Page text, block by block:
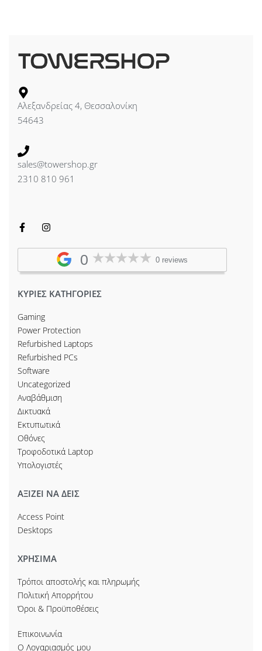
Αλεξανδρείας 4, Θεσσαλονίκη
54643
sales@towershop.gr
2310 810 961
0 0 reviews
ΚΥΡΙΕΣ ΚΑΤΗΓΟΡΙΕΣ
Gaming
Power Protection
Refurbished Laptops
Refurbished PCs
Software
Uncategorized
Αναβάθμιση
Δικτυακά
Εκτυπωτικά
Οθόνες
Τροφοδοτικά Laptop
Υπολογιστές
ΑΞΙΖΕΙ ΝΑ ΔΕΙΣ
Access Point
Desktops
ΧΡΗΣΙΜΑ
Τρόποι αποστολής και πληρωμής
Πολιτική Απορρήτου
Όροι & Προϋποθέσεις
Επικοινωνία
Ο Λογαριασμός μου